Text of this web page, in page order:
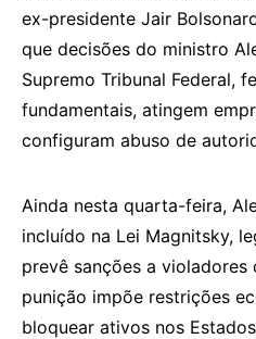
ex-presidente Jair
que decisões do ministro
Supremo Tribunal Federal,
fundamentais, atingem
configuram abuso de
Ainda nesta quarta-feira,
incluído na Lei Magnitsky,
prevê sanções a violadores
punição impõe restrições
bloquear ativos nos